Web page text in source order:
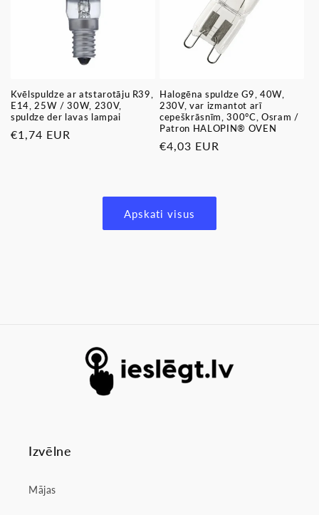
Kvēlspuldze ar atstarotāju R39,
E14, 25W / 30W, 230V,
spuldze der lavas lampai
Parastā
€1,74 EUR
Halogēna spuldze G9, 40W,
230V, var izmantot arī
cepeškrāsnīm, 300°C, Osram /
Patron HALOPIN® OVEN
Parastā
€4,03 EUR
Apskati visus
Izvēlne
Mājas